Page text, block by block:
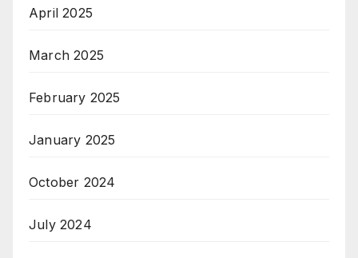
April 2025
March 2025
February 2025
January 2025
October 2024
July 2024